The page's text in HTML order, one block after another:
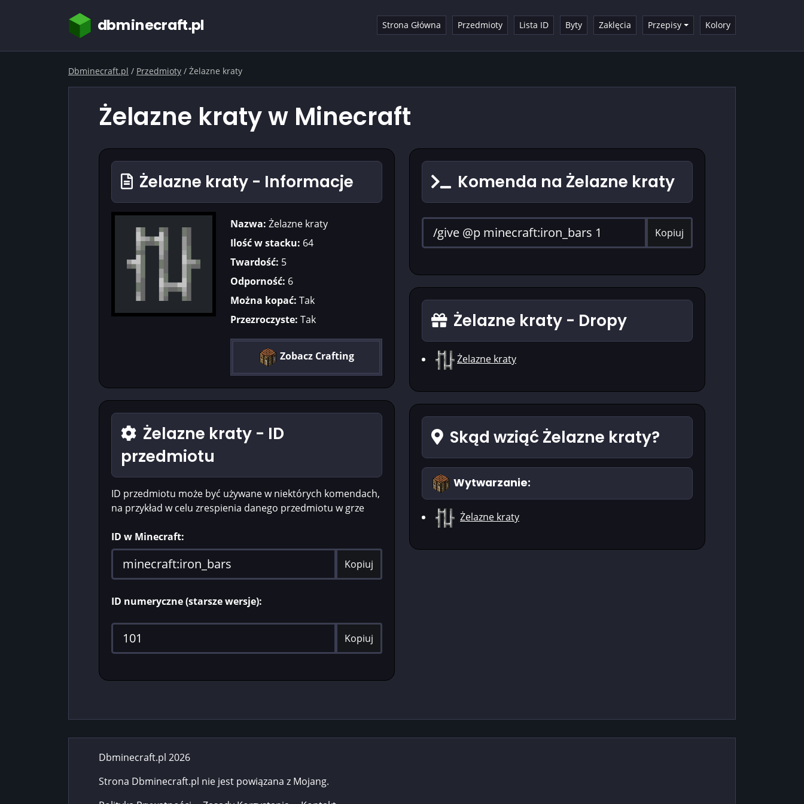
dbminecraft.pl Strona Główna Przedmioty Lista ID Byty Zaklęcia Przepisy Kolory
Dbminecraft.pl / Przedmioty / Żelazne kraty
Żelazne kraty w Minecraft
Żelazne kraty - Informacje
Nazwa: Żelazne kraty
Ilość w stacku: 64
Twardość: 5
Odporność: 6
Można kopać: Tak
Przezroczyste: Tak
Zobacz Crafting
Żelazne kraty - ID
przedmiotu
ID przedmiotu może być używane w niektórych komendach,
na przykład w celu zrespienia danego przedmiotu w grze
ID w Minecraft:
Kopiuj
ID numeryczne (starsze wersje):
Kopiuj
Komenda na Żelazne kraty
Kopiuj
Żelazne kraty - Dropy
Żelazne kraty
Skąd wziąć Żelazne kraty?
Wytwarzanie:
Żelazne kraty
Dbminecraft.pl 2026
Strona Dbminecraft.pl nie jest powiązana z Mojang.